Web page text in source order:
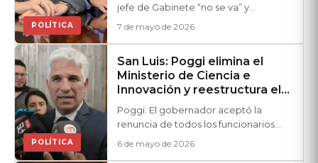
POLÍTICA
jefe de Gabinete “no se va” y
defendió su honestidad. Patricia
7 de mayo de 2026
POLÍTICA
San Luis: Poggi elimina el
Ministerio de Ciencia e
Innovación y reestructura el
gabinete
Poggi: El gobernador aceptó la
renuncia de todos los funcionarios
políticos del área y avanzará con una
6 de mayo de 2026